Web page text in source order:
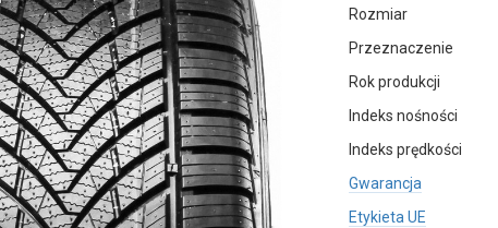
Rozmiar
Przeznaczenie
Rok produkcji
Indeks nośności
Indeks prędkości
Gwarancja
Etykieta UE